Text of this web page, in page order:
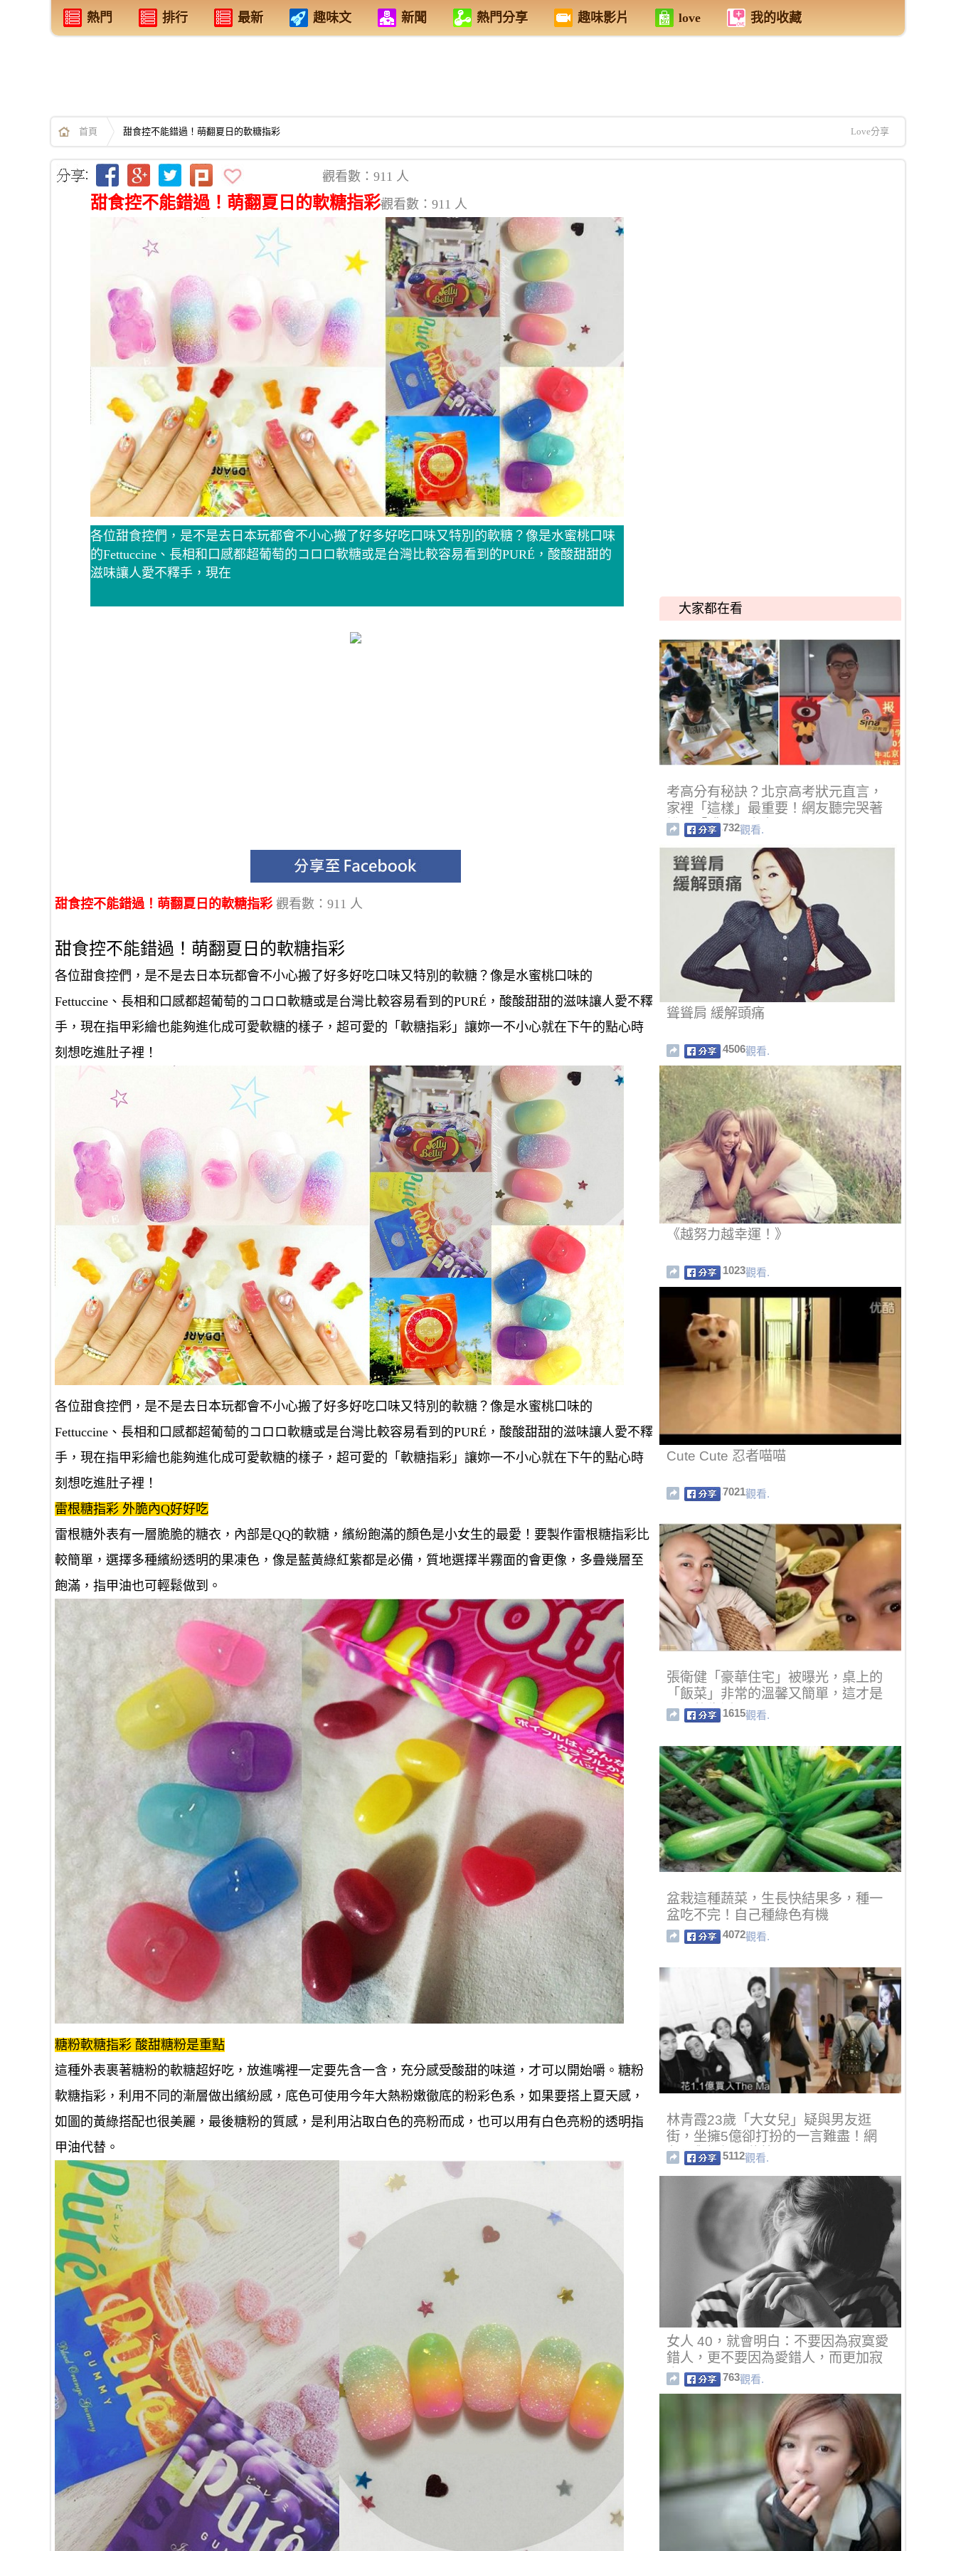
熱門 排行 最新 趣味文 新聞 熱門分享 趣味影片 love 我的收藏
首頁 甜食控不能錯過！萌翻夏日的軟糖指彩 Love分享
觀看數：911 人
甜食控不能錯過！萌翻夏日的軟糖指彩觀看數：911 人
各位甜食控們，是不是去日本玩都會不小心搬了好多好吃口味又特別的軟糖？像是水蜜桃口味
的Fettuccine、長相和口感都超葡萄的コロロ軟糖或是台灣比較容易看到的PURÉ，酸酸甜甜的
滋味讓人愛不釋手，現在
甜食控不能錯過！萌翻夏日的軟糖指彩 觀看數：911 人
甜食控不能錯過！萌翻夏日的軟糖指彩
各位甜食控們，是不是去日本玩都會不小心搬了好多好吃口味又特別的軟糖？像是水蜜桃口味的
Fettuccine、長相和口感都超葡萄的コロロ軟糖或是台灣比較容易看到的PURÉ，酸酸甜甜的滋味讓人愛不釋
手，現在指甲彩繪也能夠進化成可愛軟糖的樣子，超可愛的「軟糖指彩」讓妳一不小心就在下午的點心時
刻想吃進肚子裡！
各位甜食控們，是不是去日本玩都會不小心搬了好多好吃口味又特別的軟糖？像是水蜜桃口味的
Fettuccine、長相和口感都超葡萄的コロロ軟糖或是台灣比較容易看到的PURÉ，酸酸甜甜的滋味讓人愛不釋
手，現在指甲彩繪也能夠進化成可愛軟糖的樣子，超可愛的「軟糖指彩」讓妳一不小心就在下午的點心時
刻想吃進肚子裡！
雷根糖指彩 外脆內Q好好吃
雷根糖外表有一層脆脆的糖衣，內部是QQ的軟糖，繽紛飽滿的顏色是小女生的最愛！要製作雷根糖指彩比
較簡單，選擇多種繽紛透明的果凍色，像是藍黃綠紅紫都是必備，質地選擇半霧面的會更像，多疊幾層至
飽滿，指甲油也可輕鬆做到。
糖粉軟糖指彩 酸甜糖粉是重點
這種外表裹著糖粉的軟糖超好吃，放進嘴裡一定要先含一含，充分感受酸甜的味道，才可以開始嚼。糖粉
軟糖指彩，利用不同的漸層做出繽紛感，底色可使用今年大熱粉嫩徹底的粉彩色系，如果要搭上夏天感，
如圖的黃綠搭配也很美麗，最後糖粉的質感，是利用沾取白色的亮粉而成，也可以用有白色亮粉的透明指
甲油代替。
大家都在看
考高分有秘訣？北京高考狀元直言，
家裡「這樣」最重要！網友聽完哭著
說：「殘忍又寫實！」
732觀看.
聳聳肩 緩解頭痛
4506觀看.
《越努力越幸運！》
1023觀看.
Cute Cute 忍者喵喵
7021觀看.
張衛健「豪華住宅」被曝光，桌上的
「飯菜」非常的溫馨又簡單，這才是
明星的生活！
1615觀看.
盆栽這種蔬菜，生長快結果多，種一
盆吃不完！自己種綠色有機
4072觀看.
林青霞23歲「大女兒」疑與男友逛
街，坐擁5億卻打扮的一言難盡！網
友：與媽媽不能比！
5112觀看.
女人 40，就會明白：不要因為寂寞愛
錯人，更不要因為愛錯人，而更加寂
寞…
763觀看.